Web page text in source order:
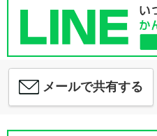
メールで共有する